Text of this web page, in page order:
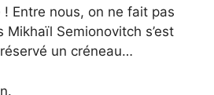
Entre nous, on ne fait pas
Mikhaïl Semionovitch s’est
un créneau…